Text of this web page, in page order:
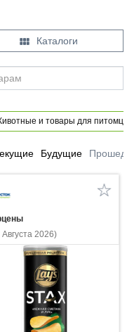
 Каталоги
и товары для
Будущие
2026)